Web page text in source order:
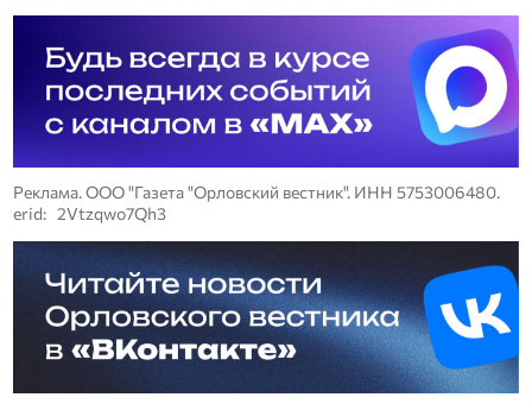
Реклама. ООО "Газета "Орловский вестник". ИНН 5753006480.
erid: 2Vtzqwo7Qh3